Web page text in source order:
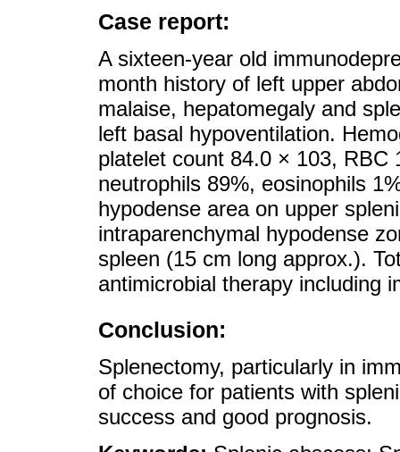
Case report:
A sixteen-year old
month history of left upper
malaise, hepatomegaly and
left basal hypoventilation.
platelet count 84.0 × 103,
neutrophils 89%, eosinophils
hypodense area on upper
intraparenchymal hypodense
spleen (15 cm long approx.).
antimicrobial therapy including
Conclusion:
Splenectomy, particularly in
of choice for patients with
success and good prognosis.